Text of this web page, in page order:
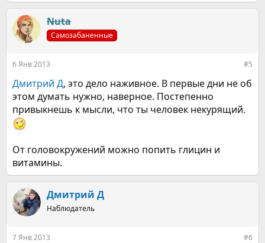
Nuta
Самозабаненные
6 Янв 2013 #5
Дмитрий Д, это дело наживное. В первые дни не об
этом думать нужно, наверное. Постепенно
привыкнешь к мысли, что ты человек некурящий.
От головокружений можно попить глицин и
витамины.
Дмитрий Д
Наблюдатель
7 Янв 2013 #6